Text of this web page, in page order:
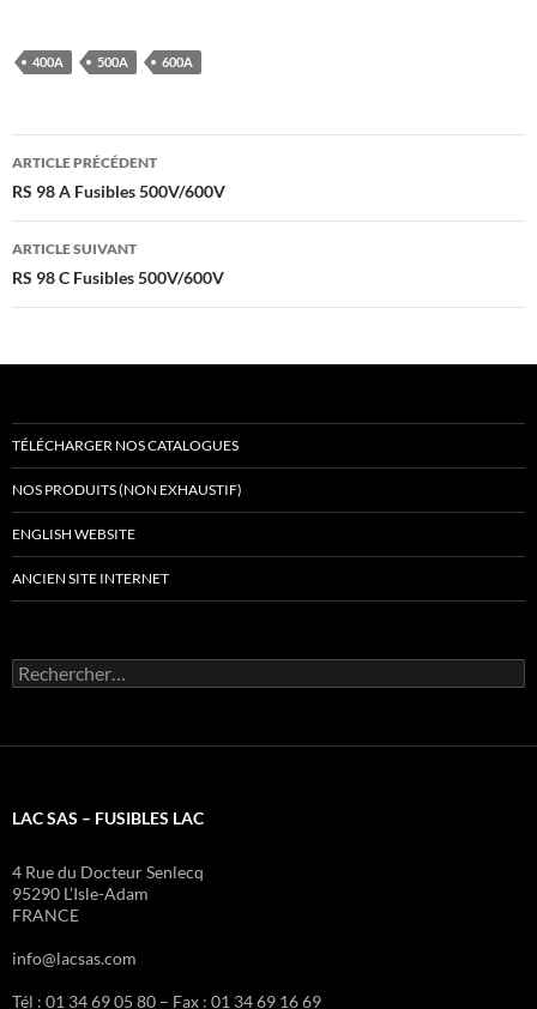
400A 500A 600A
Navigation
des
articles
ARTICLE PRÉCÉDENT
RS 98 A Fusibles 500V/600V
ARTICLE SUIVANT
RS 98 C Fusibles 500V/600V
TÉLÉCHARGER NOS CATALOGUES
NOS PRODUITS (NON EXHAUSTIF)
ENGLISH WEBSITE
ANCIEN SITE INTERNET
Rechercher :
LAC SAS – FUSIBLES LAC
4 Rue du Docteur Senlecq
95290 L’Isle-Adam
FRANCE
info@lacsas.com
Tél : 01 34 69 05 80 – Fax : 01 34 69 16 69